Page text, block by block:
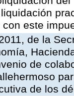
este
de la
de
de los